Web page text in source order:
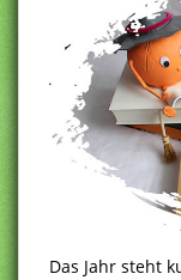
Das Jahr steht